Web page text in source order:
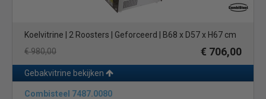
Koelvitrine | 2 Roosters | Geforceerd | B68 x D57 x H67 cm
€ 980,00
€ 706,00
Gebakvitrine bekijken
Combisteel 7487.0080